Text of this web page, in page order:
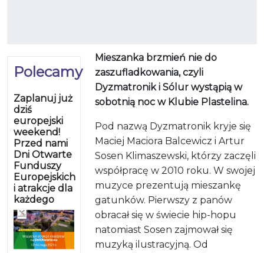
Polecamy
Zaplanuj już
dziś
europejski
weekend!
Przed nami
Dni Otwarte
Funduszy
Europejskich
i atrakcje dla
każdego
Mieszanka brzmień nie do
zaszufladkowania, czyli
Dyzmatronik i Sólur wystąpią w
sobotnią noc w Klubie Plastelina.
Pod nazwą Dyzmatronik kryje się
Maciej Maciora Balcewicz i Artur
Sosen Klimaszewski, którzy zaczęli
współpracę w 2010 roku. W swojej
muzyce prezentują mieszankę
gatunków. Pierwszy z panów
obracał się w świecie hip-hopu
natomiast Sosen zajmował się
muzyką ilustracyjną. Od